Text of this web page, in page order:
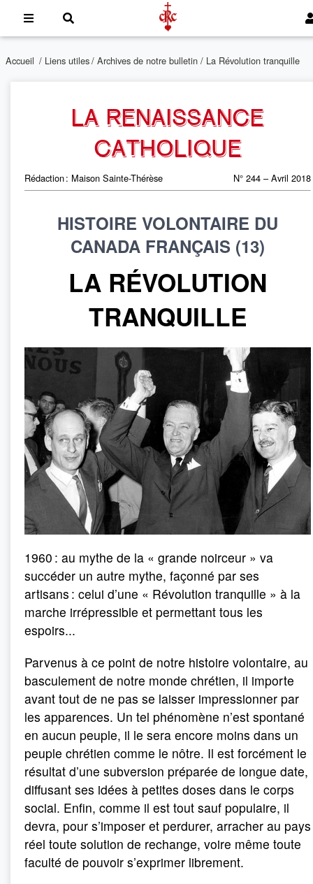
Accueil / Liens utiles/ Archives de notre bulletin / La Révolution tranquille
LA RENAISSANCE
CATHOLIQUE
N° 244 – Avril 2018
Rédaction : Maison Sainte-Thérèse
HISTOIRE VOLONTAIRE DU
CANADA FRANÇAIS (13)
LA RÉVOLUTION
TRANQUILLE
1960 : au mythe de la « grande noirceur » va
succéder un autre mythe, façonné par ses
artisans : celui d’une « Révolution tranquille » à la
marche irrépressible et permettant tous les
espoirs...
Parvenus à ce point de notre histoire volontaire, au
basculement de notre monde chrétien, il importe
avant tout de ne pas se laisser impressionner par
les apparences. Un tel phénomène n’est spontané
en aucun peuple, il le sera encore moins dans un
peuple chrétien comme le nôtre. Il est forcément le
résultat d’une subversion préparée de longue date,
diffusant ses idées à petites doses dans le corps
social. Enfin, comme il est tout sauf populaire, il
devra, pour s’imposer et perdurer, arracher au pays
réel toute solution de rechange, voire même toute
faculté de pouvoir s’exprimer librement.